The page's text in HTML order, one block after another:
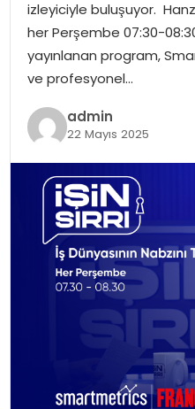
SOSYAL HABER
izleyiciyle buluşuyor.
her Perşembe 07:30-
yayınlanan program,
ve profesyonel…
admin
22 Mayıs 2025